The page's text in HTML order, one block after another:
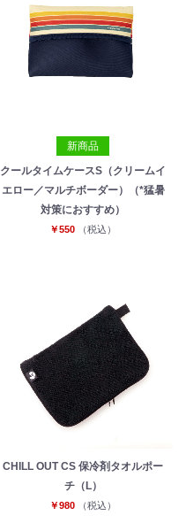
新商品
クールタイムケースS（クリームイ
エロー／マルチボーダー）（*猛暑
対策におすすめ）
￥550 （税込）
CHILL OUT CS 保冷剤タオルポー
チ（L）
￥980 （税込）